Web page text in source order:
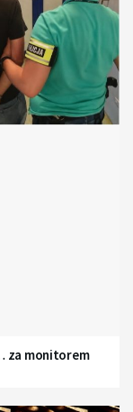
za monitorem